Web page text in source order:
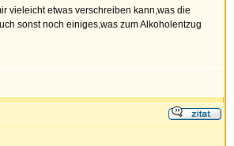
vieleicht etwas verschreiben kann,was die
sonst noch einiges,was zum Alkoholentzug